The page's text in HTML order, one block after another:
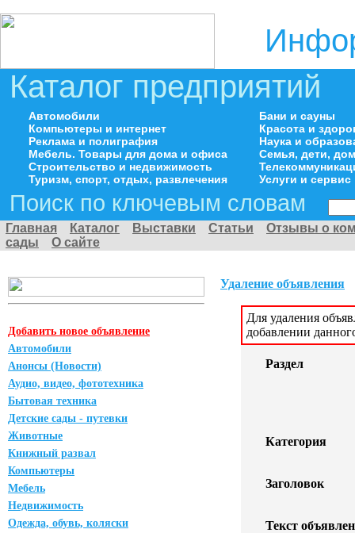
Каталог предприятий
Автомобили
Компьютеры и интернет
Реклама и полиграфия
Мебель. Товары для дома и офиса
Строительство и недвижимость
Туризм, спорт, отдых, развлечения
Бани и сауны
Красота и
Наука и
Семья, дети,
Услуги и сервис
Поиск по ключевым словам
Главная Каталог Выставки Статьи
Отзывы о
сады
О сайте
Добавить новое объявление
Автомобили
Анонсы (Новости)
Аудио, видео, фототехника
Бытовая техника
Детские сады - путевки
Животные
Книжный развал
Компьютеры
Мебель
Недвижимость
Одежда, обувь, коляски
Удаление объявления
Для удаления
добавлении
Раздел
Категория
Заголовок
Текст